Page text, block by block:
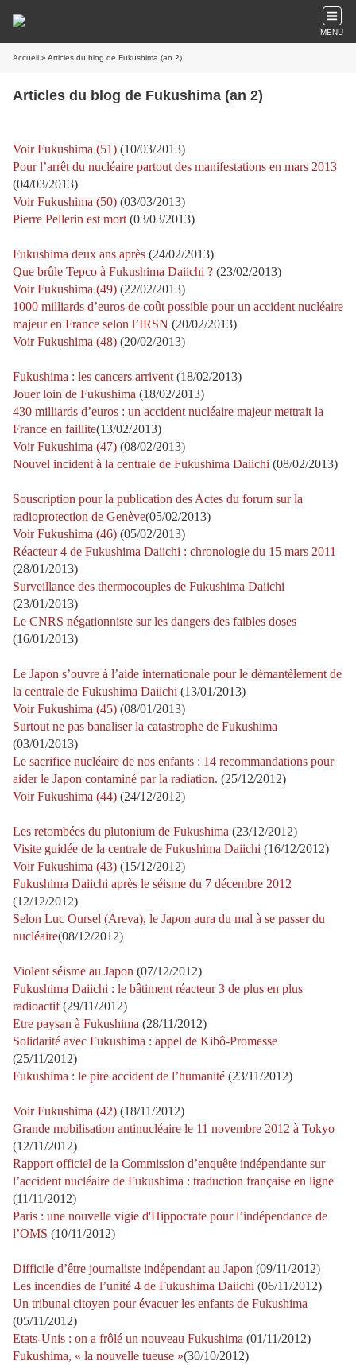
MENU
Accueil » Articles du blog de Fukushima (an 2)
Articles du blog de Fukushima (an 2)
Voir Fukushima (51) (10/03/2013)
Pour l’arrêt du nucléaire partout des manifestations en mars 2013
(04/03/2013)
Voir Fukushima (50) (03/03/2013)
Pierre Pellerin est mort (03/03/2013)
Fukushima deux ans après (24/02/2013)
Que brûle Tepco à Fukushima Daiichi ? (23/02/2013)
Voir Fukushima (49) (22/02/2013)
1000 milliards d’euros de coût possible pour un accident nucléaire
majeur en France selon l’IRSN (20/02/2013)
Voir Fukushima (48) (20/02/2013)
Fukushima : les cancers arrivent (18/02/2013)
Jouer loin de Fukushima (18/02/2013)
430 milliards d’euros : un accident nucléaire majeur mettrait la
France en faillite(13/02/2013)
Voir Fukushima (47) (08/02/2013)
Nouvel incident à la centrale de Fukushima Daiichi (08/02/2013)
Souscription pour la publication des Actes du forum sur la
radioprotection de Genève(05/02/2013)
Voir Fukushima (46) (05/02/2013)
Réacteur 4 de Fukushima Daiichi : chronologie du 15 mars 2011
(28/01/2013)
Surveillance des thermocouples de Fukushima Daiichi
(23/01/2013)
Le CNRS négationniste sur les dangers des faibles doses
(16/01/2013)
Le Japon s’ouvre à l’aide internationale pour le démantèlement de
la centrale de Fukushima Daiichi (13/01/2013)
Voir Fukushima (45) (08/01/2013)
Surtout ne pas banaliser la catastrophe de Fukushima
(03/01/2013)
Le sacrifice nucléaire de nos enfants : 14 recommandations pour
aider le Japon contaminé par la radiation. (25/12/2012)
Voir Fukushima (44) (24/12/2012)
Les retombées du plutonium de Fukushima (23/12/2012)
Visite guidée de la centrale de Fukushima Daiichi (16/12/2012)
Voir Fukushima (43) (15/12/2012)
Fukushima Daiichi après le séisme du 7 décembre 2012
(12/12/2012)
Selon Luc Oursel (Areva), le Japon aura du mal à se passer du
nucléaire(08/12/2012)
Violent séisme au Japon (07/12/2012)
Fukushima Daiichi : le bâtiment réacteur 3 de plus en plus
radioactif (29/11/2012)
Etre paysan à Fukushima (28/11/2012)
Solidarité avec Fukushima : appel de Kibô-Promesse
(25/11/2012)
Fukushima : le pire accident de l’humanité (23/11/2012)
Voir Fukushima (42) (18/11/2012)
Grande mobilisation antinucléaire le 11 novembre 2012 à Tokyo
(12/11/2012)
Rapport officiel de la Commission d’enquête indépendante sur
l’accident nucléaire de Fukushima : traduction française en ligne
(11/11/2012)
Paris : une nouvelle vigie d'Hippocrate pour l’indépendance de
l’OMS (10/11/2012)
Difficile d’être journaliste indépendant au Japon (09/11/2012)
Les incendies de l’unité 4 de Fukushima Daiichi (06/11/2012)
Un tribunal citoyen pour évacuer les enfants de Fukushima
(05/11/2012)
Etats-Unis : on a frôlé un nouveau Fukushima (01/11/2012)
Fukushima, « la nouvelle tueuse »(30/10/2012)